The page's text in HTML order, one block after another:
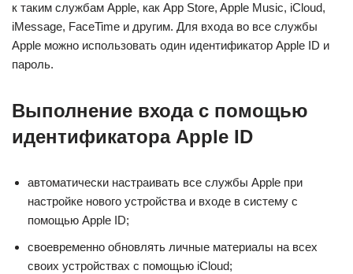
к таким службам Apple, как App Store, Apple Music, iCloud,
iMessage, FaceTime и другим. Для входа во все службы
Apple можно использовать один идентификатор Apple ID и
пароль.
Выполнение входа с помощью
идентификатора Apple ID
автоматически настраивать все службы Apple при
настройке нового устройства и входе в систему с
помощью Apple ID;
своевременно обновлять личные материалы на всех
своих устройствах с помощью iCloud;